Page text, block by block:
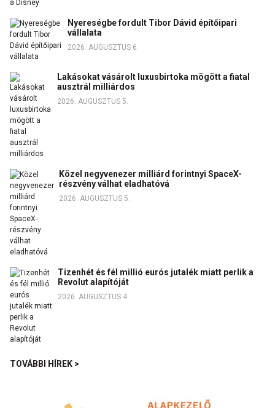
Nyereségbe fordult Tibor Dávid építőipari
vállalata
2026. AUGUSZTUS 6.
Lakásokat vásárolt luxusbirtoka mögött a fiatal
ausztrál milliárdos
2026. AUGUSZTUS 5.
Közel negyvenezer milliárd forintnyi SpaceX-
részvény válhat eladhatóvá
2026. AUGUSZTUS 5.
Tizenhét és fél millió eurós jutalék miatt perlik a
Revolut alapítóját
2026. AUGUSZTUS 4.
TOVÁBBI HÍREK >